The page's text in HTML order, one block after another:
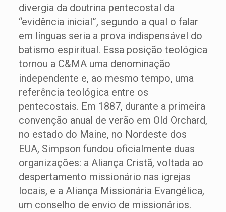
divergia da doutrina pentecostal da
“evidência inicial”, segundo a qual o falar
em línguas seria a prova indispensável do
batismo espiritual. Essa posição teológica
tornou a C&MA uma denominação
independente e, ao mesmo tempo, uma
referência teológica entre os
pentecostais. Em 1887, durante a primeira
convenção anual de verão em Old Orchard,
no estado do Maine, no Nordeste dos
EUA, Simpson fundou oficialmente duas
organizações: a Aliança Cristã, voltada ao
despertamento missionário nas igrejas
locais, e a Aliança Missionária Evangélica,
um conselho de envio de missionários.